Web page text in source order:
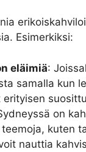
Esimerkiksi:
eläimiä:
samalla kun
on
kuten
nauttia